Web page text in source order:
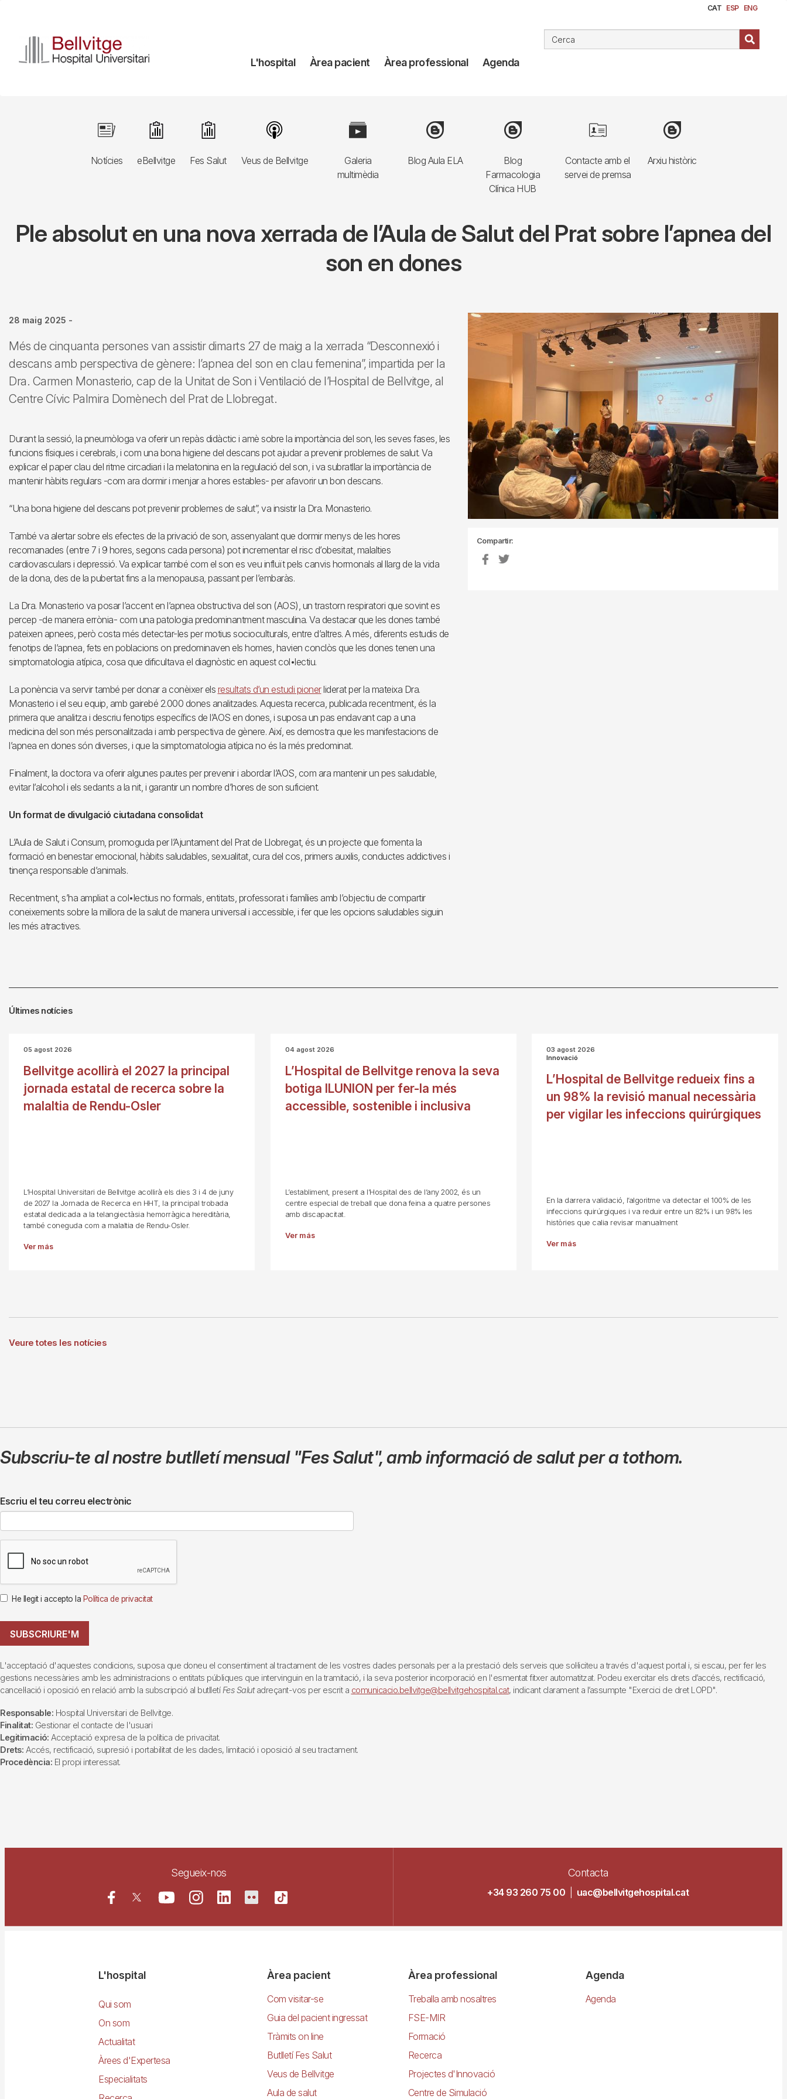
contingut
CAT ESP ENG
Navegación
L'hospital Àrea pacient Àrea professional Agenda
Notícies
Image
eBellvitge
Image
Fes Salut
Image
Veus de Bellvitge
Image
Galeria
multimèdia
Image
Blog Aula ELA
Image
Blog
Farmacologia
Clínica HUB
Image
Contacte amb el
servei de premsa
Image
Arxiu històric
Image
Ple absolut en una nova xerrada de l’Aula de Salut del Prat sobre l’apnea del
son en dones
28 maig 2025 -
Més de cinquanta persones van assistir dimarts 27 de maig a la xerrada “Desconnexió i
descans amb perspectiva de gènere: l’apnea del son en clau femenina”, impartida per la
Dra. Carmen Monasterio, cap de la Unitat de Son i Ventilació de l’Hospital de Bellvitge, al
Centre Cívic Palmira Domènech del Prat de Llobregat.
Durant la sessió, la pneumòloga va oferir un repàs didàctic i amè sobre la importància del son, les seves fases, les
funcions físiques i cerebrals, i com una bona higiene del descans pot ajudar a prevenir problemes de salut. Va
explicar el paper clau del ritme circadiari i la melatonina en la regulació del son, i va subratllar la importància de
mantenir hàbits regulars -com ara dormir i menjar a hores estables- per afavorir un bon descans.
“Una bona higiene del descans pot prevenir problemes de salut”, va insistir la Dra. Monasterio.
També va alertar sobre els efectes de la privació de son, assenyalant que dormir menys de les hores
recomanades (entre 7 i 9 hores, segons cada persona) pot incrementar el risc d’obesitat, malalties
cardiovasculars i depressió. Va explicar també com el son es veu influït pels canvis hormonals al llarg de la vida
de la dona, des de la pubertat fins a la menopausa, passant per l’embaràs.
La Dra. Monasterio va posar l’accent en l’apnea obstructiva del son (AOS), un trastorn respiratori que sovint es
percep -de manera errònia- com una patologia predominantment masculina. Va destacar que les dones també
pateixen apnees, però costa més detectar-les per motius socioculturals, entre d’altres. A més, diferents estudis de
fenotips de l’apnea, fets en poblacions on predominaven els homes, havien conclòs que les dones tenen una
simptomatologia atípica, cosa que dificultava el diagnòstic en aquest col•lectiu.
La ponència va servir també per donar a conèixer els resultats d’un estudi pionerliderat per la mateixa Dra.
Monasterio i el seu equip, amb gairebé 2.000 dones analitzades. Aquesta recerca, publicada recentment, és la
primera que analitza i descriu fenotips específics de l’AOS en dones, i suposa un pas endavant cap a una
medicina del son més personalitzada i amb perspectiva de gènere. Així, es demostra que les manifestacions de
l’apnea en dones són diverses, i que la simptomatologia atípica no és la més predominat.
Finalment, la doctora va oferir algunes pautes per prevenir i abordar l’AOS, com ara mantenir un pes saludable,
evitar l’alcohol i els sedants a la nit, i garantir un nombre d’hores de son suficient.
Un format de divulgació ciutadana consolidat
L’Aula de Salut i Consum, promoguda per l’Ajuntament del Prat de Llobregat, és un projecte que fomenta la
formació en benestar emocional, hàbits saludables, sexualitat, cura del cos, primers auxilis, conductes addictives i
tinença responsable d’animals.
Recentment, s’ha ampliat a col•lectius no formals, entitats, professorat i famílies amb l’objectiu de compartir
coneixements sobre la millora de la salut de manera universal i accessible, i fer que les opcions saludables siguin
les més atractives.
Compartir:
Últimes notícies
05 agost 2026
Bellvitge acollirà el 2027 la principal
jornada estatal de recerca sobre la
malaltia de Rendu-Osler
L’Hospital Universitari de Bellvitge acollirà els dies 3 i 4 de juny
de 2027 la Jornada de Recerca en HHT, la principal trobada
estatal dedicada a la telangiectàsia hemorràgica hereditària,
també coneguda com a malaltia de Rendu-Osler.
Ver más
04 agost 2026
L’Hospital de Bellvitge renova la seva
botiga ILUNION per fer-la més
accessible, sostenible i inclusiva
L’establiment, present a l’Hospital des de l’any 2002, és un
centre especial de treball que dona feina a quatre persones
amb discapacitat.
Ver más
03 agost 2026
Innovació
L’Hospital de Bellvitge redueix fins a
un 98% la revisió manual necessària
per vigilar les infeccions quirúrgiques
En la darrera validació, l’algoritme va detectar el 100% de les
infeccions quirúrgiques i va reduir entre un 82% i un 98% les
històries que calia revisar manualment
Ver más
Veure totes les notícies
Subscriu-te al nostre butlletí mensual "Fes Salut",amb informació de salut per a tothom.
Escriu el teu correu electrònic
He llegit i accepto la Política de privacitat
SUBSCRIURE'M
L'acceptació d'aquestes condicions, suposa que doneu el consentiment al tractament de les vostres dades personals per a la prestació dels serveis que sol·liciteu a través d'aquest portal i, si escau, per fer les
gestions necessàries amb les administracions o entitats públiques que intervinguin en la tramitació, i la seva posterior incorporació en l'esmentat fitxer automatitzat. Podeu exercitar els drets d’accés, rectificació,
cancel·lació i oposició en relació amb la subscripció al butlletí Fes Salutadreçant-vos per escrit a comunicacio.bellvitge@bellvitgehospital.cat, indicant clarament a l’assumpte "Exercici de dret LOPD".
Responsable: Hospital Universitari de Bellvitge.
Finalitat: Gestionar el contacte de l'usuari
Legitimació: Acceptació expresa de la política de privacitat.
Drets: Accés, rectificació, supresió i portabilitat de les dades, limitació i oposició al seu tractament.
Procedència: El propi interessat.
Segueix-nos Contacta
+34 93 260 75 00 uac@bellvitgehospital.cat
NavegacióL'hospital
Qui som
On som
Actualitat
Àrees d'Expertesa
Especialitats
Àrea pacient
Com visitar-se
Guia del pacient ingressat
Tràmits on line
Butlletí Fes Salut
Veus de Bellvitge
Aula de salut
Àrea professional
Treballa amb nosaltres
FSE-MIR
Formació
Recerca
Projectes d'Innovació
Centre de Simulació
Agenda
Agenda